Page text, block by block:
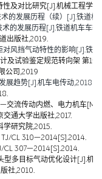
性及对比研究[J].机械工程学
的发展历程（续）[J].铁道
的发展历程[J].铁道机车车
出版社,2019.
对风挡气动特性的影响[J].铁
及试验鉴定规范转向架 第1
公司,2019
展趋势[J].机车电传动
流传动内燃、电力机车[M].
通大学出版社,2017.
研究院,2015.
CL 310—2014[S].2014.
CL 307—2014[S].2014.
型多目标气动优化设计[J].机
社,2010.